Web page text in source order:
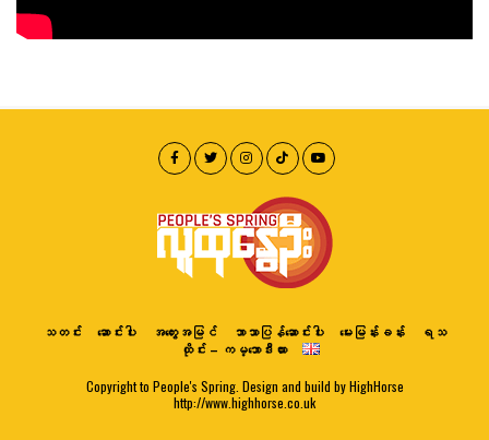
သတင်း ဆောင်းပါး အတွေးအမြင် ဘာသာပြန်ဆောင်းပါး မေးမြန်းခန်း
ရသ
ထိုင်း – ကမ္ဘောဒီးယား
Copyright to People's Spring. Design and build by HighHorse
http://www.highhorse.co.uk